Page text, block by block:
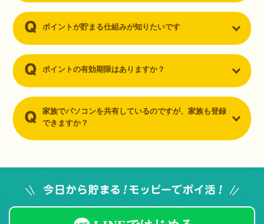
ポイントが貯まる仕組みが知りたいです
ポイントの有効期限はありますか？
家族でパソコンを共有しているのですが、家族も登録
できますか？